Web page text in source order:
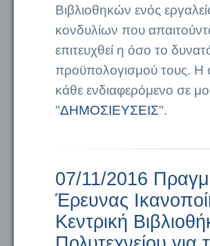
Βιβλιοθηκών ενός
κονδυλίων που
επιτευχθεί η όσο το
προϋπολογισμού τους. Η
κάθε ενδιαφερόμενο σε
"ΔΗΜΟΣΙΕΥΣΕΙΣ".
07/11/2016
Έρευνας
Κεντρική